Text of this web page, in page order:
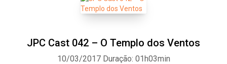
JPC Cast 042 – O Templo dos Ventos
10/03/2017 Duração: 01h03min